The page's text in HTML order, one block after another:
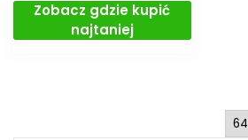
Zobacz gdzie kupić
najtaniej